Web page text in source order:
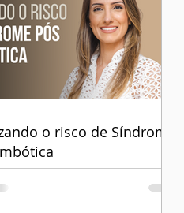
o risco de Síndrome